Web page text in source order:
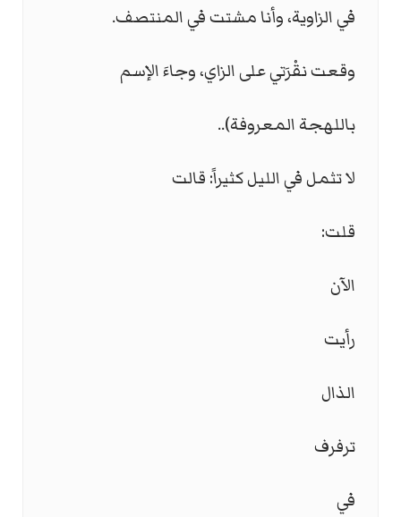
في الزاوية، وأنا مشتت في المنتصف.
وقعت نقْرَتي على الزاي، وجاءَ الإسم
باللهجة المعروفة)..
لا تثمل في الليل كثيراً: قالت
قلت:
الآن
رأيت
الذال
ترفرف
في